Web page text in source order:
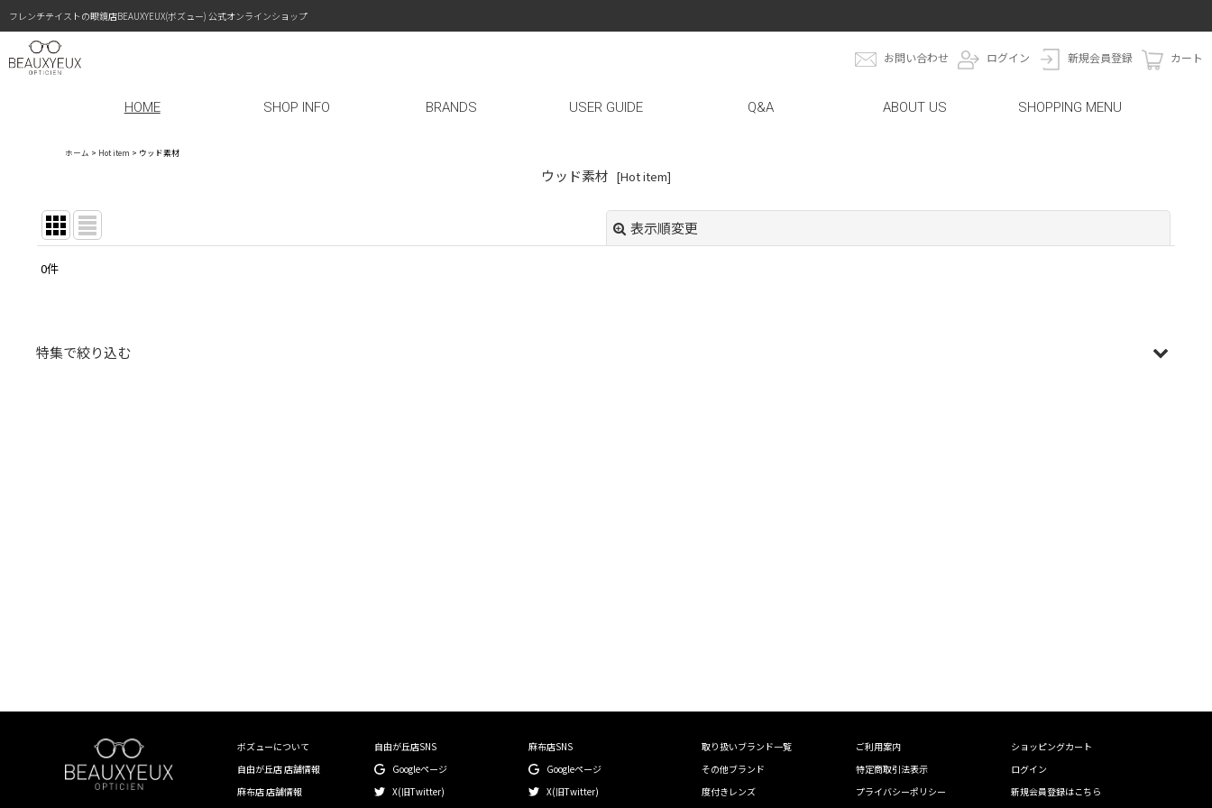
フレンチテイストの眼鏡店BEAUXYEUX(ボズュー) 公式オンラインショップ
お問い合わせ ログイン 新規会員登録 カート
HOME SHOP INFO BRANDS USER GUIDE Q&A ABOUT US SHOPPING MENU
ホーム > Hot item > ウッド素材
ウッド素材 [Hot item]
表示順変更
表示数
並び順:
0件
特集で絞り込む
41mm〜45mm
46mm〜50mm
51mm〜55mm
ボズューについて
自由が丘店 店舗情報
麻布店 店舗情報
自由が丘店SNS
Googleページ
X(旧Twitter)
麻布店SNS
Googleページ
X(旧Twitter)
取り扱いブランド一覧
その他ブランド
度付きレンズ
ご利用案内
特定商取引法表示
プライバシーポリシー
ショッピングカート
ログイン
新規会員登録はこちら